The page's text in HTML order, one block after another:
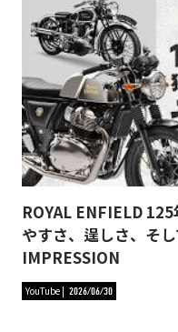
ROYAL ENFIELD
やすさ、逞しさ、そ
IMPRESSION
YouTube 2026/06/30